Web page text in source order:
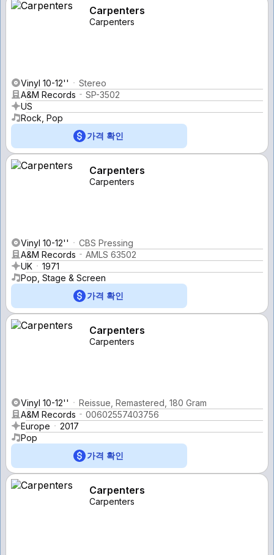
Carpenters
Carpenters
Vinyl 10-12''
Stereo
A&M Records
SP-3502
US
Rock, Pop
가격 확인
Carpenters
Carpenters
Vinyl 10-12''
CBS Pressing
A&M Records
AMLS 63502
UK
1971
Pop, Stage & Screen
가격 확인
Carpenters
Carpenters
Vinyl 10-12''
Reissue, Remastered, 180 Gram
A&M Records
00602557403756
Europe
2017
Pop
가격 확인
Carpenters
Carpenters